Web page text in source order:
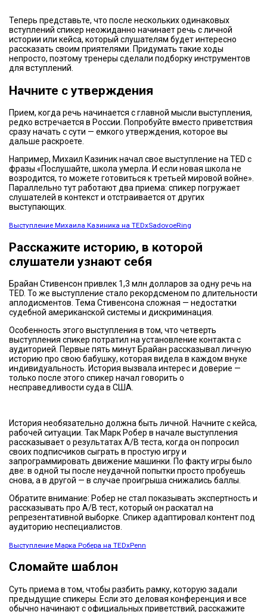
Теперь представьте, что после нескольких одинаковых
вступлений спикер неожиданно начинает речь с личной
истории или кейса, который слушателям будет интересно
рассказать своим приятелями. Придумать такие ходы
непросто, поэтому тренеры сделали подборку инструментов
для вступлений.
Начните с утверждения
Прием, когда речь начинается с главной мысли выступления,
редко встречается в России. Попробуйте вместо приветствия
сразу начать с сути — емкого утверждения, которое вы
дальше раскроете.
Например, Михаил Казиник начал свое выступление на TED c
фразы «Послушайте, школа умерла. И если новая школа не
возродится, то можете готовиться к третьей мировой войне».
Параллельно тут работают два приема: спикер погружает
слушателей в контекст и отстраивается от других
выступающих.
Выступление Михаила Казиника на TEDxSadovoeRing
Расскажите историю, в которой
слушатели узнают себя
Брайан Стивенсон привлек 1,3 млн долларов за одну речь на
TED. То же выступление стало рекордсменом по длительности
аплодисментов. Тема Стивенсона сложная — недостатки
судебной американской системы и дискриминация.
Особенность этого выступления в том, что четверть
выступления спикер потратил на установление контакта с
аудиторией. Первые пять минут Брайан рассказывал личную
историю про свою бабушку, которая видела в каждом внуке
индивидуальность. История вызвала интерес и доверие —
только после этого спикер начал говорить о
несправедливости суда в США.
История необязательно должна быть личной. Начните с кейса,
рабочей ситуации. Так Марк Робер в начале выступления
рассказывает о результатах A/B теста, когда он попросил
своих подписчиков сыграть в простую игру и
запрограммировать движение машинки. По факту игры было
две: в одной ты после неудачной попытки просто пробуешь
снова, а в другой — в случае проигрыша снижались баллы.
Обратите внимание: Робер не стал показывать экспертность и
рассказывать про А/В тест, который он раскатал на
репрезентативной выборке. Спикер адаптировал контент под
аудиторию неспециалистов.
Выступление Марка Робера на TEDxPenn
Сломайте шаблон
Суть приема в том, чтобы разбить рамку, которую задали
предыдущие спикеры. Если это деловая конференция и все
обычно начинают с официальных приветствий, расскажите